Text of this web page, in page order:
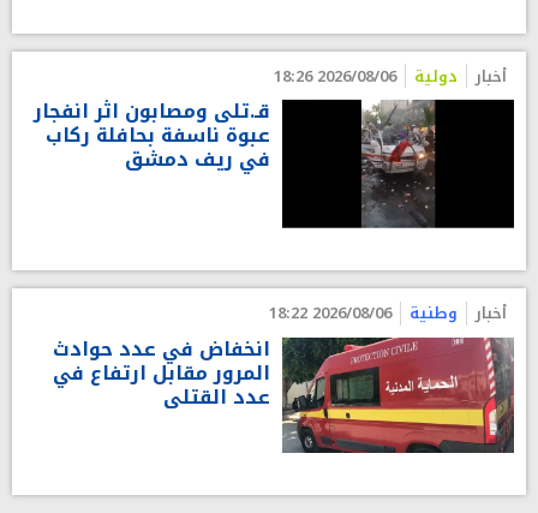
أخبار دولية 2026/08/06 18:26
قـ.تلى ومصابون اثر انفجار
عبوة ناسفة بحافلة ركاب
في ريف دمشق
أخبار وطنية 2026/08/06 18:22
انخفاض في عدد حوادث
المرور مقابل ارتفاع في
عدد القتلى